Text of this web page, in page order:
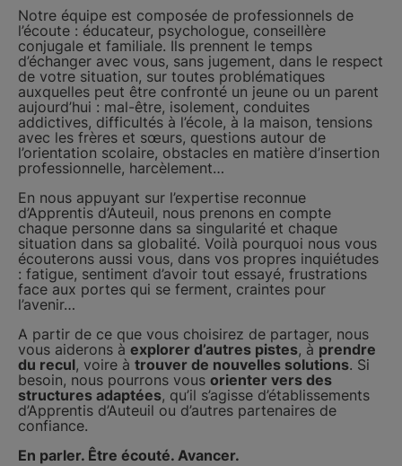
Notre équipe est composée de professionnels de
l’écoute : éducateur, psychologue, conseillère
conjugale et familiale. Ils prennent le temps
d’échanger avec vous, sans jugement, dans le respect
de votre situation, sur toutes problématiques
auxquelles peut être confronté un jeune ou un parent
aujourd’hui : mal-être, isolement, conduites
addictives, difficultés à l’école, à la maison, tensions
avec les frères et sœurs, questions autour de
l’orientation scolaire, obstacles en matière d’insertion
professionnelle, harcèlement…
En nous appuyant sur l’expertise reconnue
d’Apprentis d’Auteuil, nous prenons en compte
chaque personne dans sa singularité et chaque
situation dans sa globalité. Voilà pourquoi nous vous
écouterons aussi vous, dans vos propres inquiétudes
: fatigue, sentiment d’avoir tout essayé, frustrations
face aux portes qui se ferment, craintes pour
l’avenir…
A partir de ce que vous choisirez de partager, nous
vous aiderons à explorer d’autres pistes, à prendre
du recul, voire à trouver de nouvelles solutions. Si
besoin, nous pourrons vous orienter vers des
structures adaptées, qu’il s’agisse d’établissements
d’Apprentis d’Auteuil ou d’autres partenaires de
confiance.
En parler. Être écouté. Avancer.